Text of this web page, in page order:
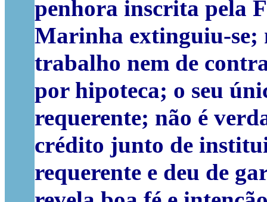
penhora inscrita pela
Marinha extinguiu-se;
trabalho nem de
por hipoteca; o seu
requerente; não é
crédito junto de
requerente e deu de